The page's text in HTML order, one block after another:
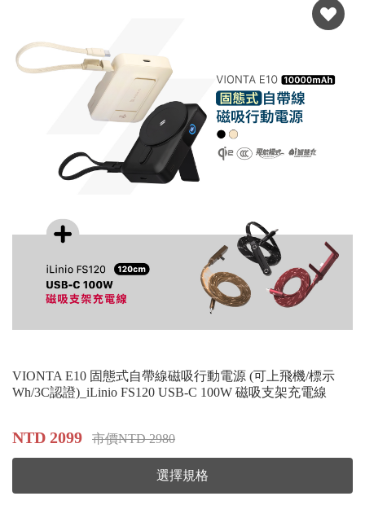
VIONTA E10 固態式自帶線磁吸行動電源 (可上飛機/標示
Wh/3C認證)_iLinio FS120 USB-C 100W 磁吸支架充電線
NTD 2099 市價NTD 2980
選擇規格